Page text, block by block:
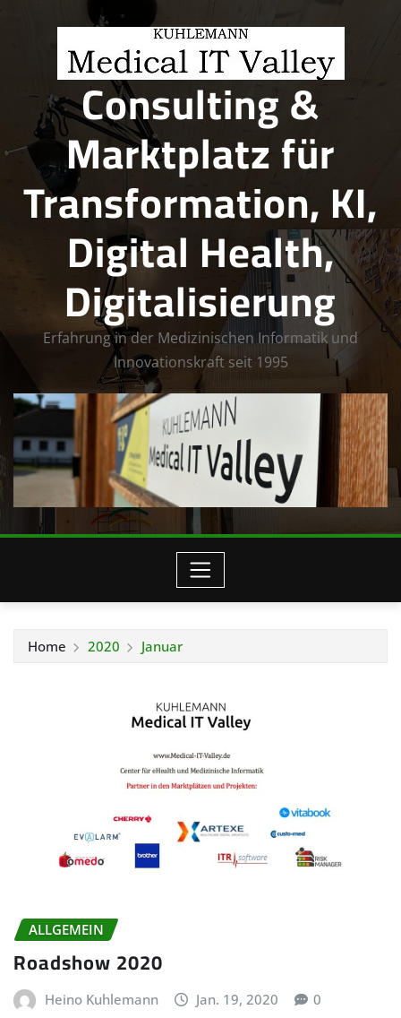
Consulting &
Marktplatz für
Transformation, KI,
Digital Health,
Digitalisierung
Erfahrung in der Medizinischen Informatik und
Innovationskraft seit 1995
Home 2020 Januar
ALLGEMEIN
Roadshow 2020
Heino Kuhlemann Jan. 19, 2020 0